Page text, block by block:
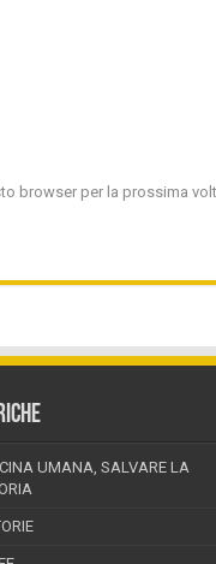
browser per la prossima
UMANA, SALVARE LA